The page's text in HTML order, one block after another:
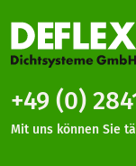
+49 (0)
Mit uns können Sie